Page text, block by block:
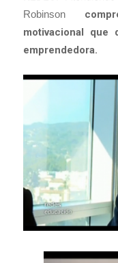
Robinson
motivacional que
emprendedora.